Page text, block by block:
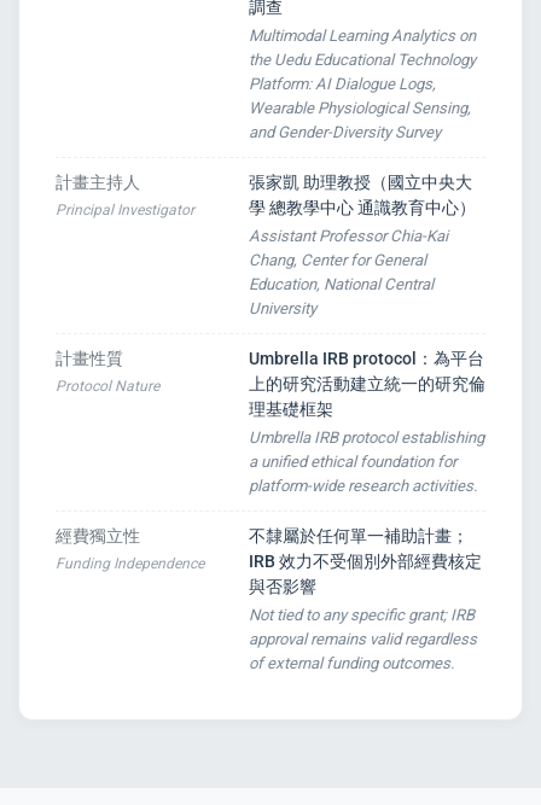
調查
Multimodal Learning Analytics on
the Uedu Educational Technology
Platform: AI Dialogue Logs,
Wearable Physiological Sensing,
and Gender-Diversity Survey
計畫主持人
Principal Investigator
張家凱 助理教授（國立中央大
學 總教學中心 通識教育中心）
Assistant Professor Chia-Kai
Chang, Center for General
Education, National Central
University
計畫性質
Protocol Nature
Umbrella IRB protocol：為平台
上的研究活動建立統一的研究倫
理基礎框架
Umbrella IRB protocol establishing
a unified ethical foundation for
platform-wide research activities.
經費獨立性
Funding Independence
不隸屬於任何單一補助計畫；
IRB 效力不受個別外部經費核定
與否影響
Not tied to any specific grant; IRB
approval remains valid regardless
of external funding outcomes.